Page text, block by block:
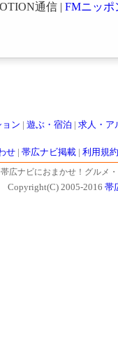
通信 | FMニッポ
ン 遊ぶ・宿泊 求人・ア
せ| 帯広ナビ掲載| 利用規約
広ナビにおまかせ！グルメ
Copyright(C) 2005-2016 帯